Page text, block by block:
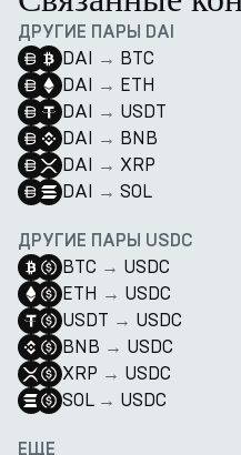
ДРУГИЕ ПАРЫ DAI
DAI → BTC
DAI → ETH
DAI → USDT
DAI → BNB
DAI → XRP
DAI → SOL
ДРУГИЕ ПАРЫ USDC
BTC → USDC
ETH → USDC
USDT → USDC
BNB → USDC
XRP → USDC
SOL → USDC
ЕЩЕ